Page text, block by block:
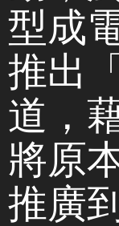
型成
推出
道，
將原
推廣